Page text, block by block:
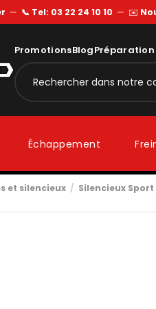
— 📞 Tel: 03 22 24 10 10 — ✉️
PromotionsBlog
Échappement
et silencieux Silencieux Sport